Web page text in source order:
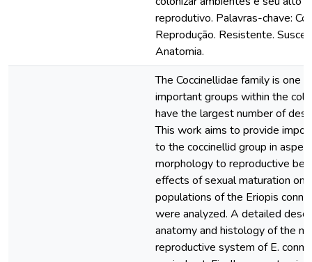
reprodutivo. Palavras-chave:
Reprodução. Resistente.
Anatomia.
The Coccinellidae family is one
important groups within the
have the largest number of
This work aims to provide
to the coccinellid group in
morphology to reproductive
effects of sexual maturation on
populations of the Eriopis
were analyzed. A detailed
anatomy and histology of the
reproductive system of E.